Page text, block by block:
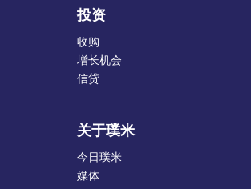
投资
收购
增长机会
信贷
关于璞米
今日璞米
媒体